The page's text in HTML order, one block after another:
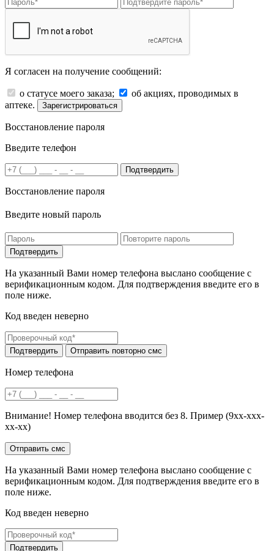
Я согласен на получение сообщений:
о статусе моего заказа;
об акциях, проводимых в
аптеке.
Зарегистрироваться
Восстановление пароля
Введите телефон
Подтвердить
Восстановление пароля
Введите новый пароль
На указанный Вами номер телефона выслано сообщение с
верификационным кодом. Для подтверждения введите его в
поле ниже.
Код введен неверно
Номер телефона
Внимание! Номер телефона вводится без 8. Пример (9хх-ххх-
хх-хх)
На указанный Вами номер телефона выслано сообщение с
верификационным кодом. Для подтверждения введите его в
поле ниже.
Код введен неверно